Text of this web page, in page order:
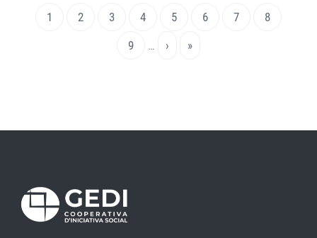
PaginacióPàgina
1 Page
2 Page
3 Page
4 Page
5 Page
6 Page
7 Page
8
Page
9 …
Pàgina
›
Última
»